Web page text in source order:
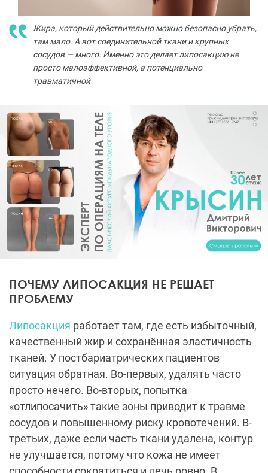
Жира, который действительно можно безопасно убрать,
там мало. А вот соединительной ткани и крупных
сосудов — много. Именно это делает липосакцию не
просто малоэффективной, а потенциально
травматичной
ПОЧЕМУ ЛИПОСАКЦИЯ НЕ РЕШАЕТ
ПРОБЛЕМУ
Липосакция работает там, где есть избыточный,
качественный жир и сохранённая эластичность
тканей. У постбариатрических пациентов
ситуация обратная. Во-первых, удалять часто
просто нечего. Во-вторых, попытка
«отлипосачить» такие зоны приводит к травме
сосудов и повышенному риску кровотечений. В-
третьих, даже если часть ткани удалена, контур
не улучшается, потому что кожа не имеет